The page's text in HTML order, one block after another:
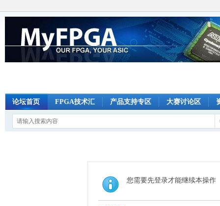
论坛首页 FPGA技术汇 产品支持专区 大赛讨论区
您需要先登录才能继续本操作